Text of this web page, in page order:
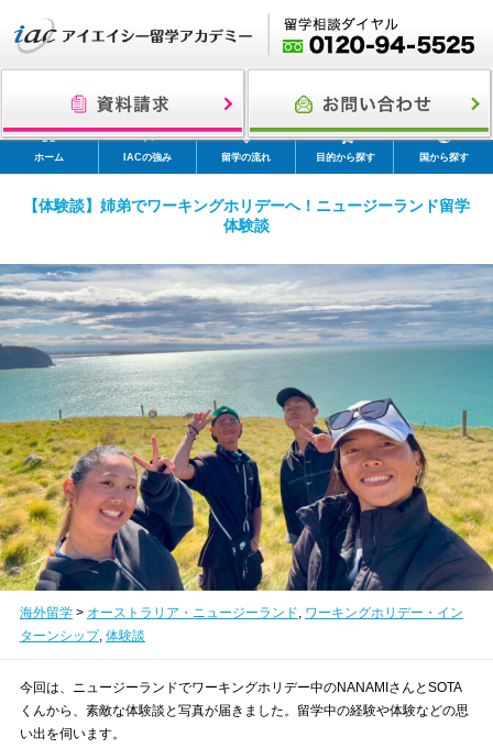
ホーム IACの強み 留学の流れ 目的から探す 国から探す
【体験談】姉弟でワーキングホリデーへ！ニュージーランド留学
体験談
海外留学> オーストラリア・ニュージーランド, ワーキングホリデー・イン
ターンシップ, 体験談
今回は、ニュージーランドでワーキングホリデー中のNANAMIさんとSOTA
くんから、素敵な体験談と写真が届きました。留学中の経験や体験などの思
い出を伺います。